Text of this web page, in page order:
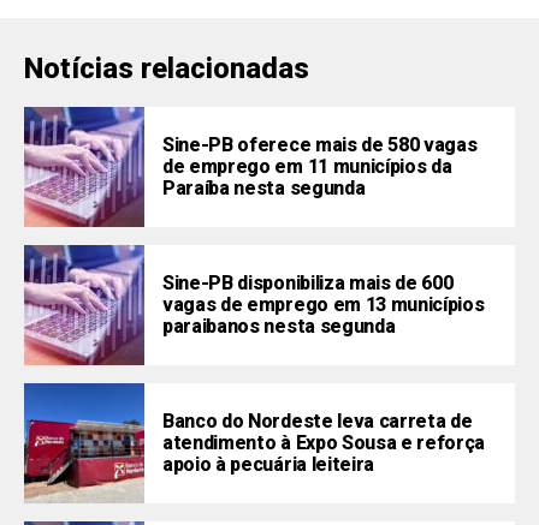
Notícias relacionadas
Sine-PB oferece mais de 580 vagas
de emprego em 11 municípios da
Paraíba nesta segunda
Sine-PB disponibiliza mais de 600
vagas de emprego em 13 municípios
paraibanos nesta segunda
Banco do Nordeste leva carreta de
atendimento à Expo Sousa e reforça
apoio à pecuária leiteira